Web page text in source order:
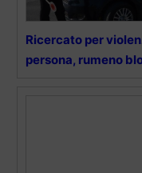
Ricercato per
persona, rumeno